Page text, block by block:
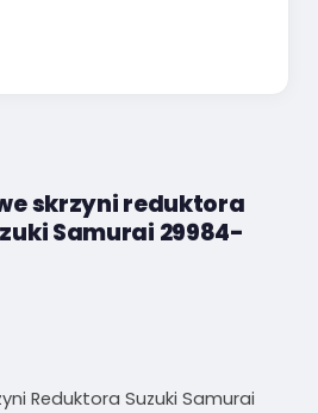
skrzyni reduktora
Samurai 29984-
Reduktora Suzuki Samurai